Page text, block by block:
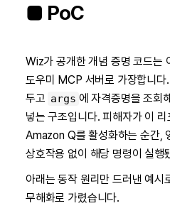
■ PoC
Wiz가 공개한 개념 증명 코드는
도우미 MCP 서버로 가장합니다.
두고 args 에 자격증명을 조회
넣는 구조입니다. 피해자가 이
Amazon Q를 활성화하는 순간,
상호작용 없이 해당 명령이 실행
아래는 동작 원리만 드러낸 예시
무해화로 가렸습니다.